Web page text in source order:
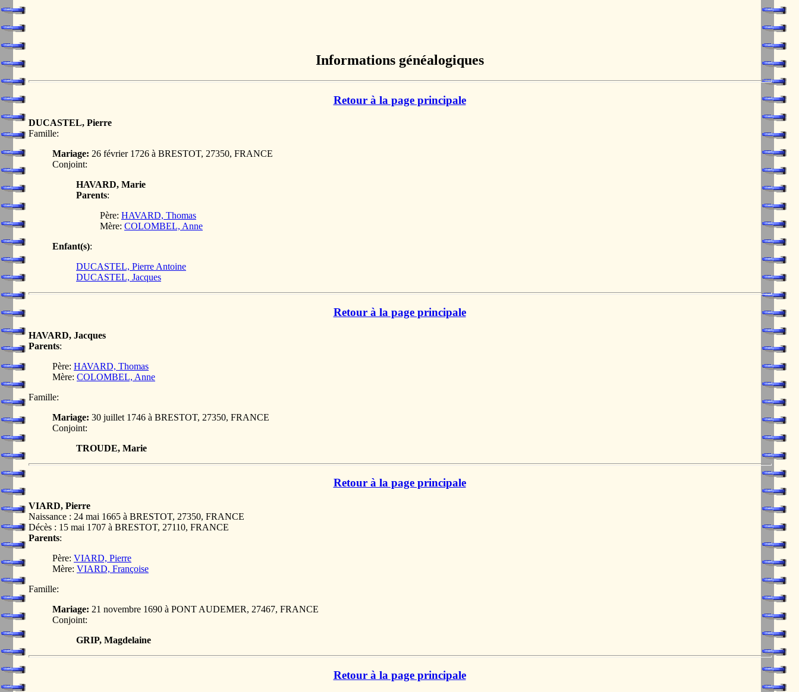
Informations généalogiques
Retour à la page principale
DUCASTEL, Pierre
Famille:
Mariage: 26 février 1726 à BRESTOT, 27350, FRANCE
Conjoint:
HAVARD, Marie
Parents:
Père: HAVARD, Thomas
Mère: COLOMBEL, Anne
Enfant(s):
DUCASTEL, Pierre Antoine
DUCASTEL, Jacques
Retour à la page principale
HAVARD, Jacques
Parents:
Père: HAVARD, Thomas
Mère: COLOMBEL, Anne
Famille:
Mariage: 30 juillet 1746 à BRESTOT, 27350, FRANCE
Conjoint:
TROUDE, Marie
Retour à la page principale
VIARD, Pierre
Naissance : 24 mai 1665 à BRESTOT, 27350, FRANCE
Décès : 15 mai 1707 à BRESTOT, 27110, FRANCE
Parents:
Père: VIARD, Pierre
Mère: VIARD, Françoise
Famille:
Mariage: 21 novembre 1690 à PONT AUDEMER, 27467, FRANCE
Conjoint:
GRIP, Magdelaine
Retour à la page principale